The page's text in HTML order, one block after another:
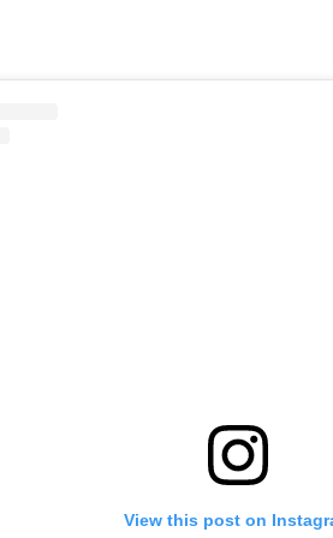
View this post on